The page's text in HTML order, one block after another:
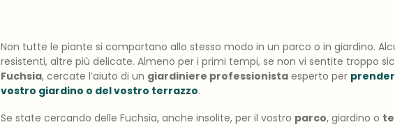
Non tutte le piante si comportano allo stesso modo in un parco o in giardino.
resistenti, altre più delicate. Almeno per i primi tempi, se non vi sentite troppo
Fuchsia, cercate l’aiuto di un giardiniere professionista esperto per
vostro giardino o del vostro terrazzo.
Se state cercando delle Fuchsia, anche insolite, per il vostro parco, giardino o